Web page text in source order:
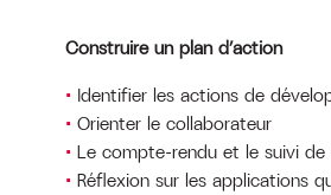
Construire un plan d’action
Identifier les actions de
Orienter le collaborateur
Le compte-rendu et le suivi de
Réflexion sur les applications